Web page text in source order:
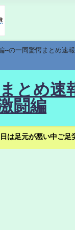
の一同驚愕まとめ速
とめ速
闘編
足元が悪い中ご足